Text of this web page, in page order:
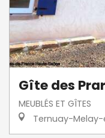
Gîte des
MEUBLÉS ET GÎTES
Ternuay-